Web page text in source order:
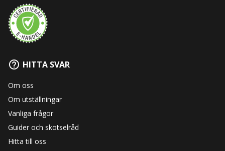
HITTA SVAR
Om oss
Om utställningar
Vanliga frågor
Guider och skötselråd
Hitta till oss